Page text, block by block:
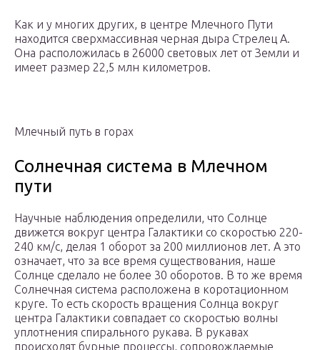
Как и у многих других, в центре Млечного Пути
находится сверхмассивная черная дыра Стрелец A.
Она расположилась в 26000 световых лет от Земли и
имеет размер 22,5 млн километров.
Млечный путь в горах
Солнечная система в Млечном
пути
Научные наблюдения определили, что Солнце
движется вокруг центра Галактики со скоростью 220-
240 км/с, делая 1 оборот за 200 миллионов лет. А это
означает, что за все время существования, наше
Солнце сделало не более 30 оборотов. В то же время
Солнечная система расположена в коротационном
круге. То есть скорость вращения Солнца вокруг
центра Галактики совпадает со скоростью волны
уплотнения спирального рукава. В рукавах
происходят бурные процессы, сопровождаемые